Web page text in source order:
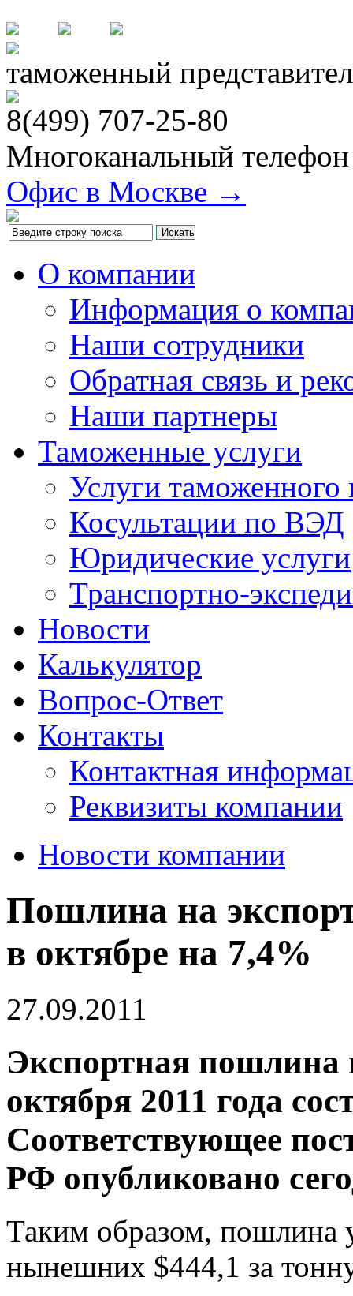
таможенный
8(499) 707-25-80
Многоканальный
Офис в Москве →
О компании
Информация о
Наши сотрудники
Обратная связь и
Наши партнеры
Таможенные услуги
Услуги таможенного
Косультации по ВЭД
Юридические услуги
Транспортно-
Новости
Калькулятор
Вопрос-Ответ
Контакты
Контактная
Реквизиты компании
Новости компании
Пошлина на
в октябре на 7,4%
27.09.2011
Экспортная пошлина
октября 2011 года
Соответствующее
РФ опубликовано
Таким образом, пошлина
нынешних $444,1 за